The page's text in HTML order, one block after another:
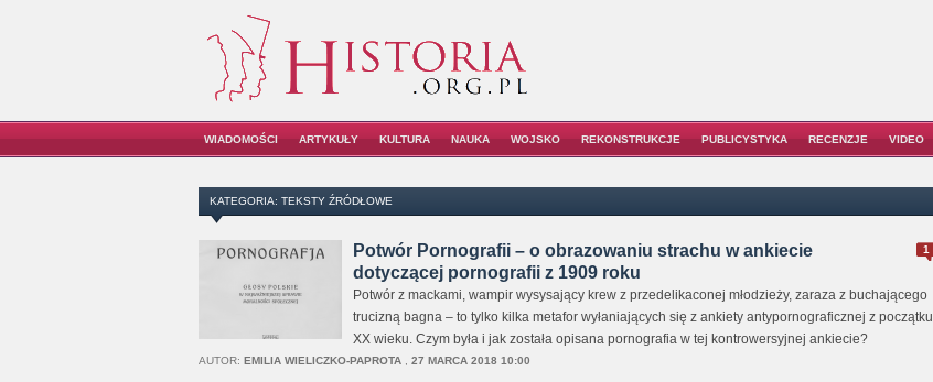
WIADOMOŚCI ARTYKUŁY KULTURA NAUKA WOJSKO REKONSTRUKCJE PUBLICYSTYKA RECENZJE VIDEO
KATEGORIA: TEKSTY ŹRÓDŁOWE
1
Potwór Pornografii – o obrazowaniu strachu w ankiecie
dotyczącej pornografii z 1909 roku
Potwór z mackami, wampir wysysający krew z przedelikaconej młodzieży, zaraza z buchającego
trucizną bagna – to tylko kilka metafor wyłaniających się z ankiety antypornograficznej z początku
XX wieku. Czym była i jak została opisana pornografia w tej kontrowersyjnej ankiecie?
AUTOR: EMILIA WIELICZKO-PAPROTA, 27 MARCA 2018 10:00